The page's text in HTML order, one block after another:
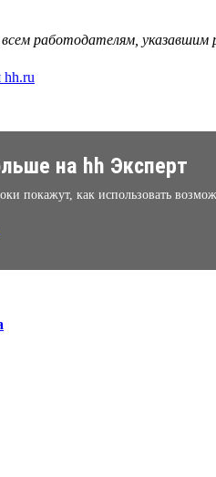
работодателям, указавшим
на hh Эксперт
покажут, как использовать